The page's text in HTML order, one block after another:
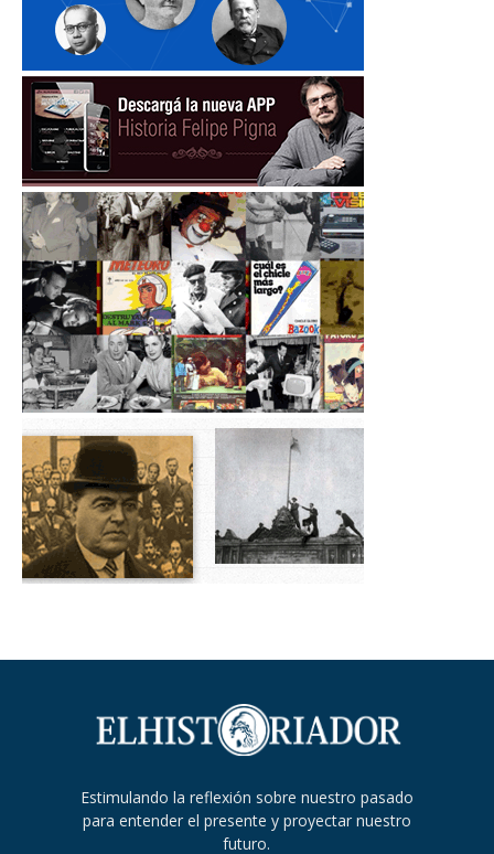
Estimulando la reflexión sobre nuestro pasado
para entender el presente y proyectar nuestro
futuro.